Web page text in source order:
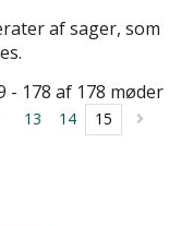
af sager, som
- 178 af 178 møder
13 14 15